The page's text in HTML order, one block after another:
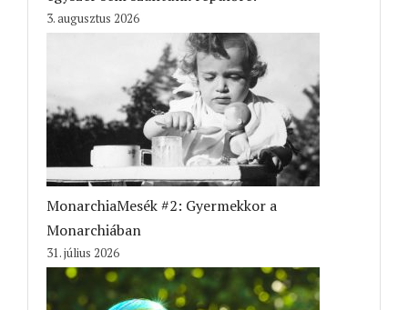
3. augusztus 2026
MonarchiaMesék #2: Gyermekkor a
Monarchiában
31. július 2026